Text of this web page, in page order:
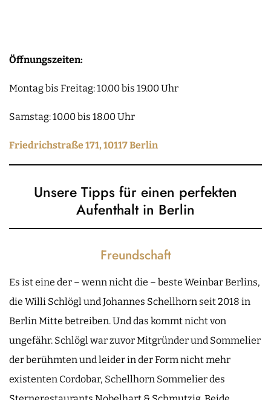
Öffnungszeiten:
Montag bis Freitag: 10.00 bis 19.00 Uhr
Samstag: 10.00 bis 18.00 Uhr
Friedrichstraße 171, 10117 Berlin
Unsere Tipps für einen perfekten
Aufenthalt in Berlin
Freundschaft
Es ist eine der – wenn nicht die – beste Weinbar Berlins,
die Willi Schlögl und Johannes Schellhorn seit 2018 in
Berlin Mitte betreiben. Und das kommt nicht von
ungefähr. Schlögl war zuvor Mitgründer und Sommelier
der berühmten und leider in der Form nicht mehr
existenten Cordobar, Schellhorn Sommelier des